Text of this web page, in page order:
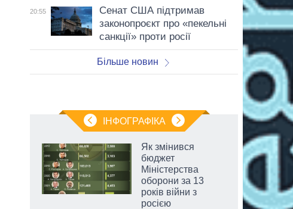
20:55
Сенат США підтримав
законопроєкт про «пекельні
санкції» проти росії
Більше новин
ІНФОГРАФІКА
Як змінився
бюджет
Міністерства
оборони за 13
років війни з
росією